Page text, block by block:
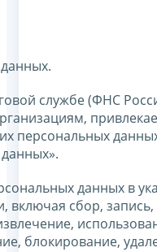
службе (ФНС
персональных
данных в
сбор,
блокирование,